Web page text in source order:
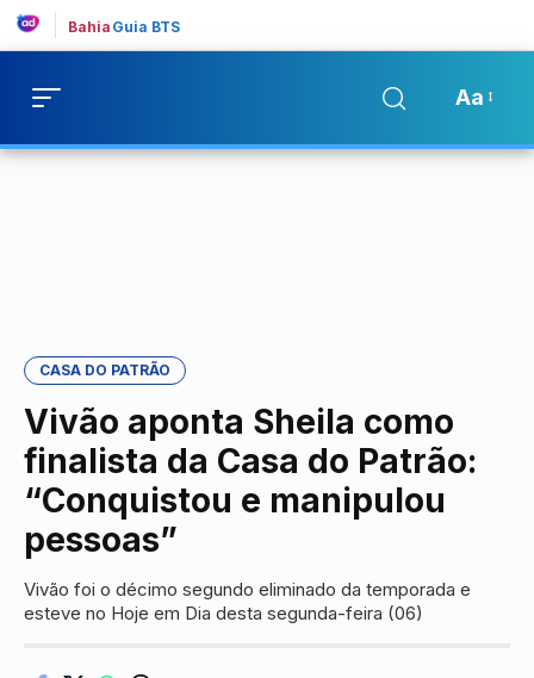
Bahia Guia BTS
Aa
CASA DO PATRÃO
Vivão aponta Sheila como
finalista da Casa do Patrão:
“Conquistou e manipulou
pessoas”
Vivão foi o décimo segundo eliminado da temporada e
esteve no Hoje em Dia desta segunda-feira (06)